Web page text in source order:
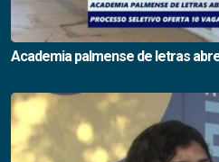
Academia palmense de letras